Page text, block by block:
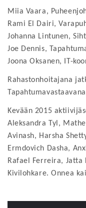
Miia Vaara,
Rami El Dairi,
Johanna Lintunen,
Joe Dennis,
Joona Oksanen, IT-
Rahastonhoitajana
Kevään 2015
Aleksandra Tyl,
Avinash, Harsha
Ermdovich Dasha,
Rafael Ferreira,
Kivilohkare. Onnea